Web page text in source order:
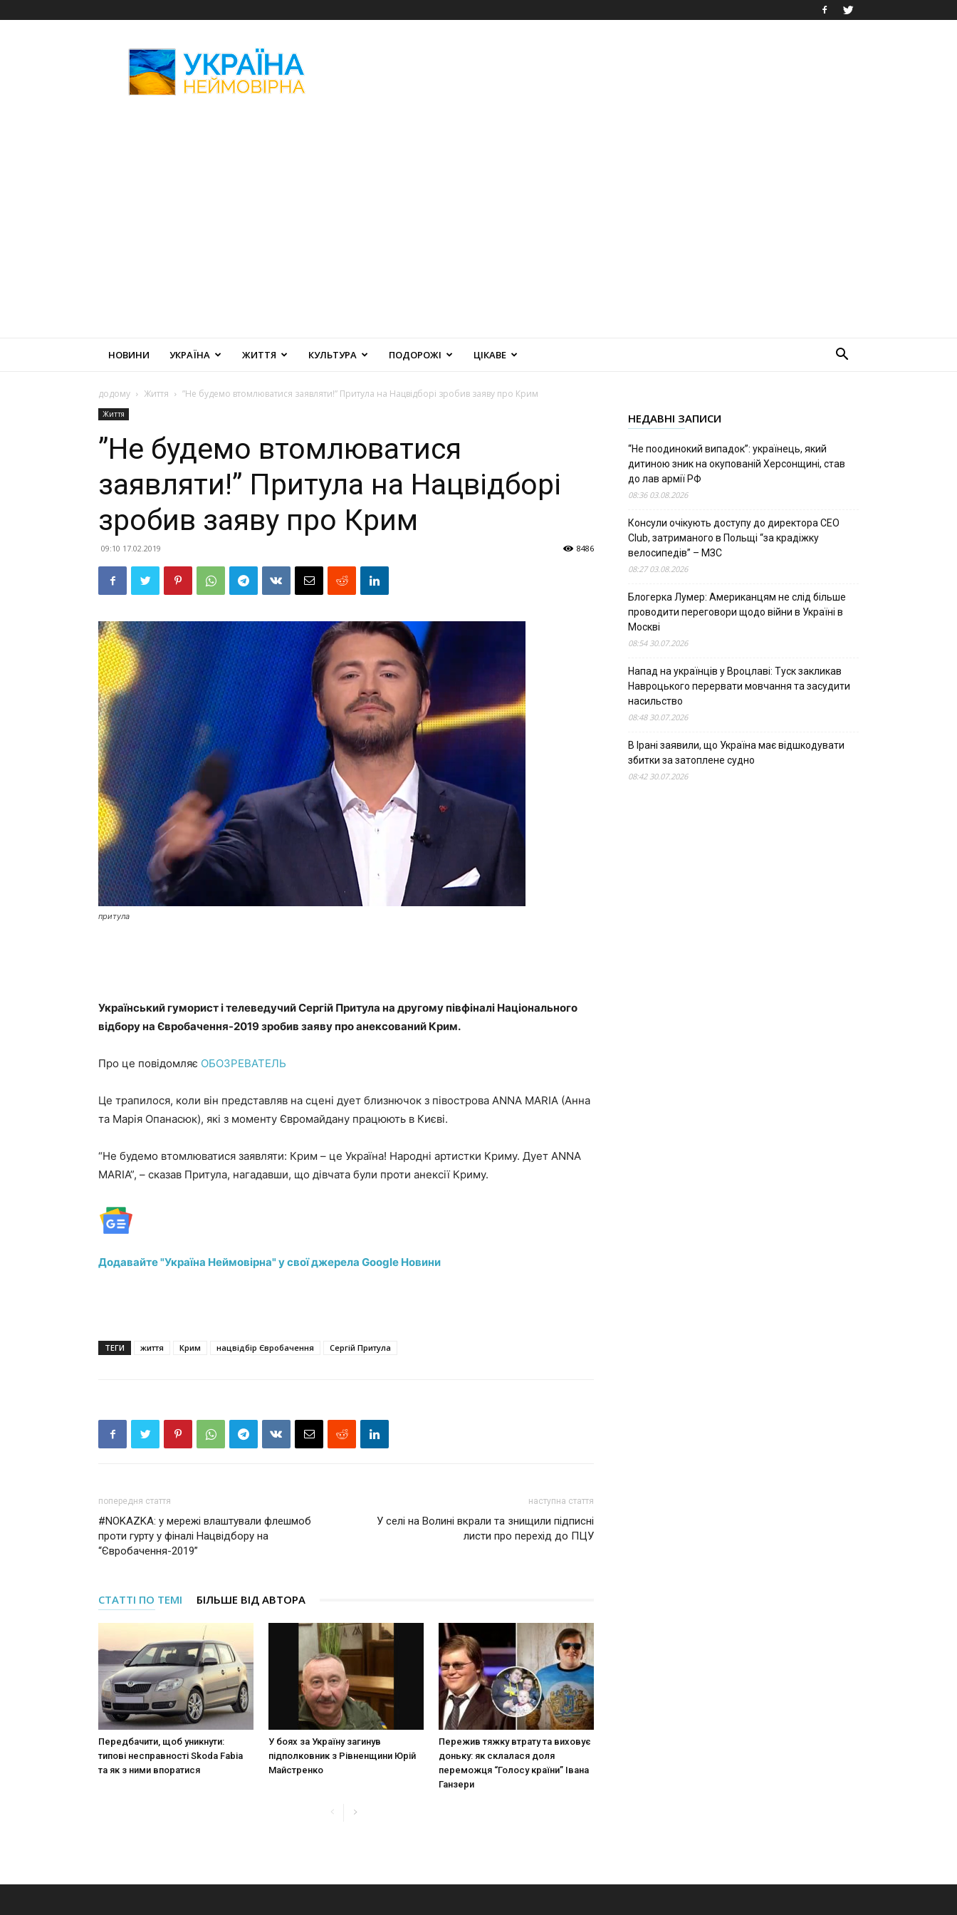
Неймовірна
НОВИНИ УКРАЇНА ЖИТТЯ КУЛЬТУРА ПОДОРОЖІ ЦІКАВЕ
додому Життя ”Не будемо втомлюватися заявляти!” Притула на Нацвідборі зробив заяву про Крим
Життя
”Не будемо втомлюватися
заявляти!” Притула на Нацвідборі
зробив заяву про Крим
09:10 17.02.2019 8486
притула
Український гуморист і телеведучий Сергій Притула на другому півфіналі Національного
відбору на Євробачення-2019 зробив заяву про анексований Крим.
Про це повідомляє ОБОЗРЕВАТЕЛЬ
Це трапилося, коли він представляв на сцені дует близнючок з півострова ANNA MARIA (Анна
та Марія Опанасюк), які з моменту Євромайдану працюють в Києві.
“Не будемо втомлюватися заявляти: Крим – це Україна! Народні артистки Криму. Дует ANNA
MARIA”, – сказав Притула, нагадавши, що дівчата були проти анексії Криму.
Додавайте "Україна Неймовірна" у свої джерела Google Новини
ТЕГИ життя Крим нацвідбір Євробачення Сергій Притула
попередня стаття
#NOKAZKA: у мережі влаштували флешмоб
проти гурту у фіналі Нацвідбору на
“Євробачення-2019”
наступна стаття
У селі на Волині вкрали та знищили підписні
листи про перехід до ПЦУ
СТАТТІ ПО ТЕМІ БІЛЬШЕ ВІД АВТОРА
Передбачити, щоб уникнути:
типові несправності Skoda Fabia
та як з ними впоратися
У боях за Україну загинув
підполковник з Рівненщини Юрій
Майстренко
Пережив тяжку втрату та виховує
доньку: як склалася доля
переможця “Голосу країни” Івана
Ганзери
НЕДАВНІ ЗАПИСИ
“Не поодинокий випадок”: українець, який
дитиною зник на окупованій Херсонщині, став
до лав армії РФ
08:36 03.08.2026
Консули очікують доступу до директора CEO
Club, затриманого в Польщі “за крадіжку
велосипедів” – МЗС
08:27 03.08.2026
Блогерка Лумер: Американцям не слід більше
проводити переговори щодо війни в Україні в
Москві
08:54 30.07.2026
Напад на українців у Вроцлаві: Туск закликав
Навроцького перервати мовчання та засудити
насильство
08:48 30.07.2026
В Ірані заявили, що Україна має відшкодувати
збитки за затоплене судно
08:42 30.07.2026